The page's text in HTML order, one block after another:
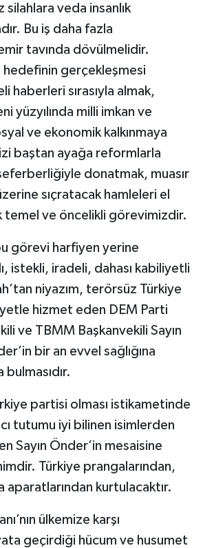
silahlara veda insanlık
Bu iş daha fazla
tavında dövülmelidir.
hedefinin gerçekleşmesi
haberleri sırasıyla almak,
yüzyılında milli imkan ve
ve ekonomik kalkınmaya
baştan ayağa reformlarla
donatmak, muasır
sıçratacak hamleleri el
temel ve öncelikli görevimizdir.
görevi harfiyen yerine
istekli, iradeli, dahası kabiliyetli
niyazım, terörsüz Türkiye
hizmet eden DEM Parti
ve TBMM Başkanvekili Sayın
bir an evvel sağlığına
bulmasıdır.
partisi olması istikametinde
tutumu iyi bilinen isimlerden
Sayın Önder’in mesaisine
Türkiye prangalarından,
aparatlarından kurtulacaktır.
ülkemize karşı
geçirdiği hücum ve husumet